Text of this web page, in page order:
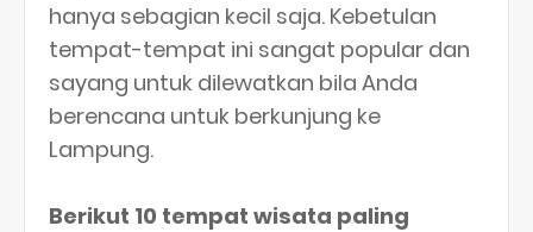
hanya sebagian kecil saja. Kebetulan
tempat-tempat ini sangat popular dan
sayang untuk dilewatkan bila Anda
berencana untuk berkunjung ke
Lampung.
Berikut 10 tempat wisata paling